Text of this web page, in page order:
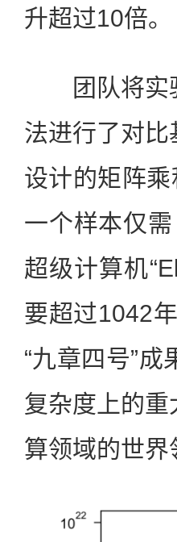
升超过10倍。
团队将实验
法进行了对
设计的矩阵乘
一个样本仅
超级计算机
要超过1042
“九章四号”
复杂度上的
算领域的世界